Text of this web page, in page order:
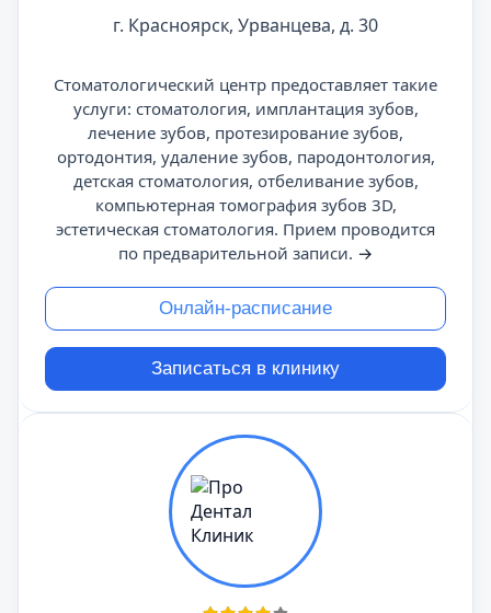
г. Красноярск, Урванцева, д. 30
Стоматологический центр предоставляет такие
услуги: стоматология, имплантация зубов,
лечение зубов, протезирование зубов,
ортодонтия, удаление зубов, пародонтология,
детская стоматология, отбеливание зубов,
компьютерная томография зубов 3D,
эстетическая стоматология. Прием проводится
по предварительной записи. →
Онлайн-расписание
Записаться в клинику